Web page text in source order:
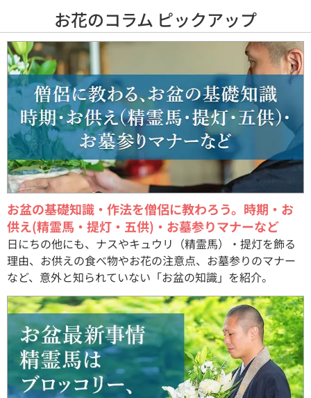
お花のコラム ピックアップ
お盆の基礎知識・作法を僧侶に教わろう。時期・お
供え(精霊馬・提灯・五供)・お墓参りマナーなど
日にちの他にも、ナスやキュウリ（精霊馬）・提灯を飾る
理由、お供えの食べ物やお花の注意点、お墓参りのマナー
など、意外と知られていない「お盆の知識」を紹介。